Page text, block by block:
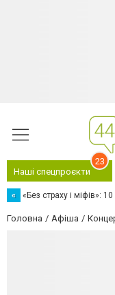
Наші спецпроєкти
23
« «Без страху і міфів»:
Головна Афіша